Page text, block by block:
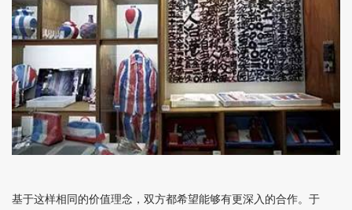
基于这样相同的价值理念，双方都希望能够有更深入的合作。于